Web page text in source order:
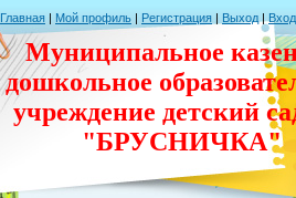
Главная | Мой профиль | Регистрация | Выход | Вход
Муниципальное
дошкольное
учреждение детский
"БРУСНИЧКА"